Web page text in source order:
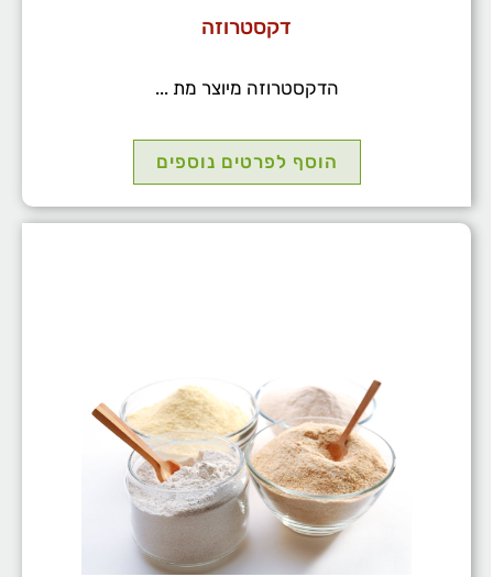
דקסטרוזה
הדקסטרוזה מיוצר מת ...
הוסף לפרטים נוספים